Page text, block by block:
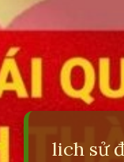
lich sử